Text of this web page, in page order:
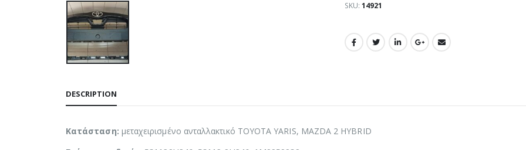
SKU: 14921
DESCRIPTION
Κατάσταση: μεταχειρισμένο ανταλλακτικό TOYOTA YARIS, MAZDA 2 HYBRID